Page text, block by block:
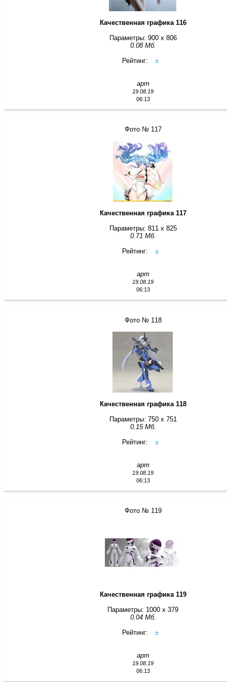
Качественная графика 116
Параметры: 900 x 806
0.08 Мб.
Рейтинг:
±
арт
19.08.19
06:13
Фото № 117
Качественная графика 117
Параметры: 811 x 825
0.71 Мб.
Рейтинг:
±
арт
19.08.19
06:13
Фото № 118
Качественная графика 118
Параметры: 750 x 751
0.15 Мб.
Рейтинг:
±
арт
19.08.19
06:13
Фото № 119
Качественная графика 119
Параметры: 1000 x 379
0.04 Мб.
Рейтинг:
±
арт
19.08.19
06:13